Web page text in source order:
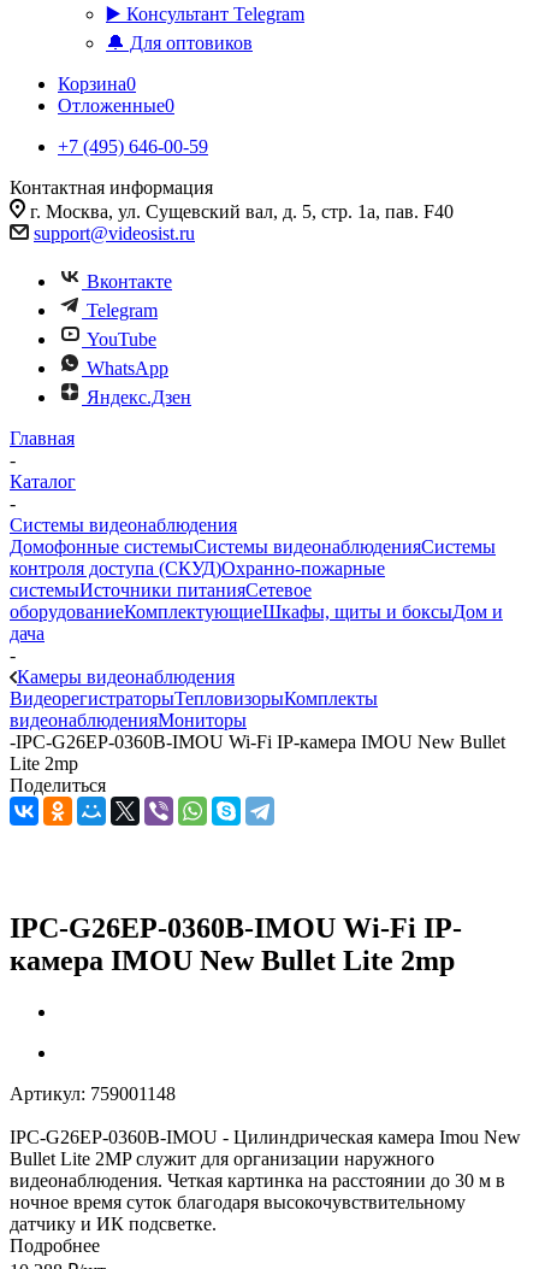
▶️ Консультант Telegram
🔔 Для оптовиков
Корзина0
Отложенные0
+7 (495) 646-00-59
Контактная информация
г. Москва, ул. Сущевский вал, д. 5, стр. 1а, пав. F40
support@videosist.ru
Вконтакте
Telegram
YouTube
WhatsApp
Яндекс.Дзен
Главная
-
Каталог
-
Системы видеонаблюдения
Домофонные системыСистемы видеонаблюденияСистемы
контроля доступа (СКУД)Охранно-пожарные
системыИсточники питанияСетевое
оборудованиеКомплектующиеШкафы, щиты и боксыДом и
дача
-
Камеры видеонаблюдения
ВидеорегистраторыТепловизорыКомплекты
видеонаблюденияМониторы
-IPC-G26EP-0360B-IMOU Wi-Fi IP-камера IMOU New Bullet
Lite 2mp
Поделиться
IPC-G26EP-0360B-IMOU Wi-Fi IP-
камера IMOU New Bullet Lite 2mp
Артикул: 759001148
IPC-G26EP-0360B-IMOU - Цилиндрическая камера Imou New
Bullet Lite 2MP служит для организации наружного
видеонаблюдения. Четкая картинка на расстоянии до 30 м в
ночное время суток благодаря высокочувствительному
датчику и ИК подсветке.
Подробнее